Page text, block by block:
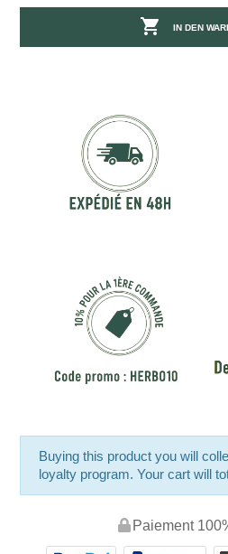
 IN DEN
Buying this product you will
loyalty program. Your cart will
Paiement